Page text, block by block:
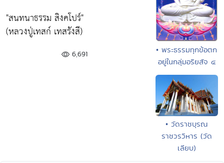
"สนทนาธรรม สิงคโปร์"
(หลวงปู่เทสก์ เทสรังสี)
6,691
• พระธรรมทุกข้อตก
อยู่ในกลุ่มอริยสัจ ๔
• วัดราชบุรณ
ราชวรวิหาร (วัด
เลียบ)